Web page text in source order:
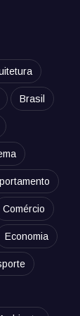
Brasil
Comércio
Economia